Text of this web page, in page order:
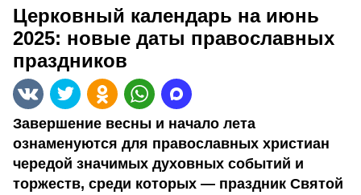
Церковный календарь на июнь
2025: новые даты православных
праздников
Завершение весны и начало лета
ознаменуются для православных христиан
чередой значимых духовных событий и
торжеств, среди которых — праздник Святой